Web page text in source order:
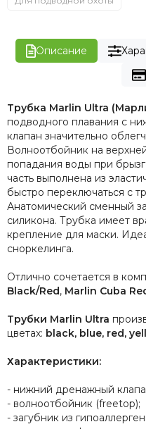
Описание
Трубка Marlin Ultra
подводного плавания с
клапан значительно
Волноотбойник на
попадания воды при
часть выполнена из
быстро переключаться с
Анатомический сменный
силикона. Трубка имеет
крепление для маски.
сноркелинга.
Отлично сочетается в
Black/Red, Marlin Cuba
Трубки Marlin Ultra
цветах: black, blue, red,
Характеристики:
- нижний дренажный
- волноотбойник (freetop);
- загубник из